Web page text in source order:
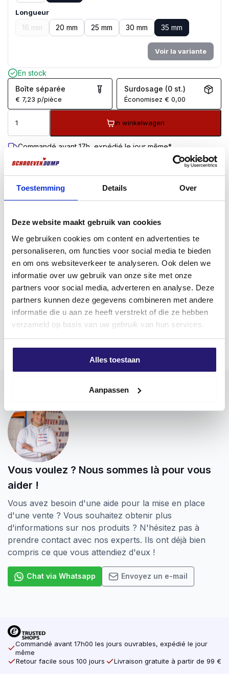
Toestemming Details Over
Deze website maakt gebruik van cookies
We gebruiken cookies om content en advertenties te
personaliseren, om functies voor social media te bieden
en om ons websiteverkeer te analyseren. Ook delen we
informatie over uw gebruik van onze site met onze
partners voor social media, adverteren en analyse. Deze
partners kunnen deze gegevens combineren met andere
informatie die u aan ze heeft verstrekt of die ze hebben
verzameld op basis van uw gebruik van hun services.
Alles toestaan
Aanpassen
Longueur
16 mm 20 mm 25 mm 30 mm 35 mm
Voir la variante
En stock
Boîte séparée
€ 7,23 p/pièce
Surdosage (0 st.)
Économisez€ 0,00
In winkelwagen
Commandé avant 17h, expédié le jour même*
Livraison gratuite à partir de 99 €
Garantie de retour de 100 jours
Évaluation des clients 9,7/10
DESCRIPTIONINFORMATIONS COMPLÉMENTAIRESAVIS (0)
Description du produit
Vis à panneaux d’aggloméré en acier inoxydable
Screwdump Vis pour panneaux d’aggloméré en acier
inoxydable A2 peuvent être utilisées à l’intérieur
comme à l’extérieur et ont un entraînement Torx (TX).
Les avantages de l’entraînement Torx sont un meilleur
transfert de puissance entre l’outil et la vis, et un
risque moindre d’éjection de l’outil de la vis. Cela facilite
le montage.
lubrifiant pour faciliter le vissage. La vis a une double
Lepré-perçage
dans le bois dur/Douglas
Les vis pour panneaux d’aggloméré sont utilisées dans
un très large éventail d’applications et garantissent un
traitement sans problème. Les vis sont rigoureusement
contrôlées après la production, de sorte que vous
haute qualité, sans bavures et très résistantes. Les vis
portent donc le marquage CE, par lequel le fabricant
indique que le produit est conforme aux exigences en
matière de sécurité, de santé, d’environnement et de
protection des consommateurs.
Il existe plusieurs types de vis Torx. Vous avez le
par exemple pour monter des murs, ratisser des
plafonds, monter des planches, fixer des planches de
bois, etc. Les vis à filetage complet sont à l’opposé du
filetage de la vis. Le filet va jusqu’au sommet du bois
Plus d'informations
Vous voulez ? Nous sommes là pour vous
aider !
Vous avez besoin d'une aide pour la mise en place
d'une vente ? Vous souhaitez obtenir plus
d'informations sur nos produits ? N'hésitez pas à
prendre contact avec nos experts. Ils ont déjà bien
compris ce que vous attendiez d'eux !
Chat via Whatsapp Envoyez un e-mail
Commandé avant 17h00 les jours ouvrables, expédié le jour
même
Retour facile sous 100 jours
Livraison gratuite à partir de 99 €